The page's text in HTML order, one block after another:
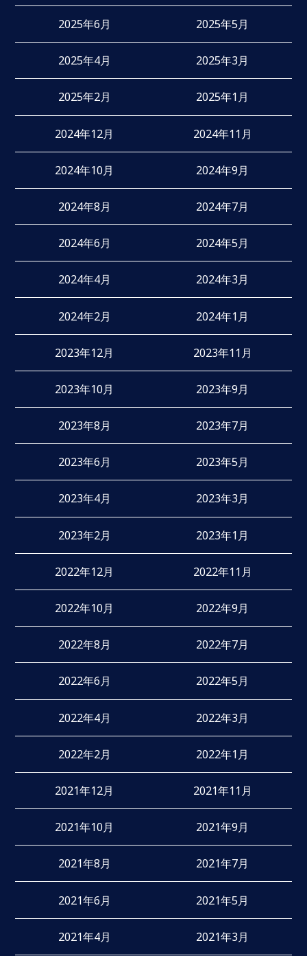
2025年6月 2025年5月
2025年4月 2025年3月
2025年2月 2025年1月
2024年12月 2024年11月
2024年10月 2024年9月
2024年8月 2024年7月
2024年6月 2024年5月
2024年4月 2024年3月
2024年2月 2024年1月
2023年12月 2023年11月
2023年10月 2023年9月
2023年8月 2023年7月
2023年6月 2023年5月
2023年4月 2023年3月
2023年2月 2023年1月
2022年12月 2022年11月
2022年10月 2022年9月
2022年8月 2022年7月
2022年6月 2022年5月
2022年4月 2022年3月
2022年2月 2022年1月
2021年12月 2021年11月
2021年10月 2021年9月
2021年8月 2021年7月
2021年6月 2021年5月
2021年4月 2021年3月